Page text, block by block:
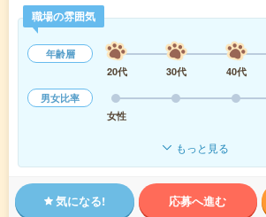
職場の雰囲気
年齢層
20代
30代 40代
男女比率
女性
もっと見る
気になる! 応募へ進む